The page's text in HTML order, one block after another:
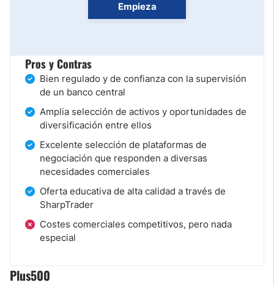
Empieza
Pros y Contras
Bien regulado y de confianza con la supervisión
de un banco central
Amplia selección de activos y oportunidades de
diversificación entre ellos
Excelente selección de plataformas de
negociación que responden a diversas
necesidades comerciales
Oferta educativa de alta calidad a través de
SharpTrader
Costes comerciales competitivos, pero nada
especial
Plus500